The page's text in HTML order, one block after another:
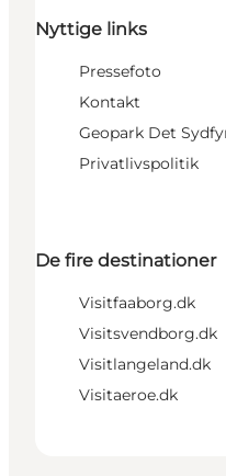
Nyttige links
Pressefoto
Kontakt
Geopark Det
Privatlivspolitik
De fire destinationer
Visitfaaborg.dk
Visitsvendborg.dk
Visitlangeland.dk
Visitaeroe.dk